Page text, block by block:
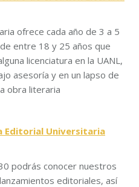
ofrece cada año de 3 a 5
entre 18 y 25 años que
licenciatura en la UANL,
asesoría y en un lapso de
obra literaria
Editorial Universitaria
podrás conocer nuestros
editoriales, así